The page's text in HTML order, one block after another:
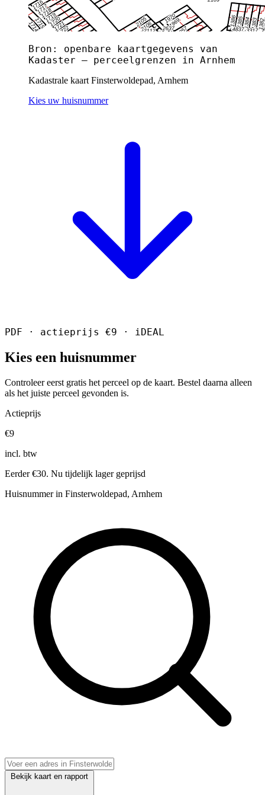
Bron: openbare kaartgegevens van
Kadaster — perceelgrenzen in Arnhem
Kadastrale kaart Finsterwoldepad, Arnhem
Kies uw huisnummer
PDF · actieprijs €9 · iDEAL
Kies een huisnummer
Controleer eerst gratis het perceel op de kaart. Bestel daarna alleen
als het juiste perceel gevonden is.
Actieprijs
€9
incl. btw
Eerder €30. Nu tijdelijk lager geprijsd
Huisnummer in Finsterwoldepad, Arnhem
Bekijk kaart en rapport